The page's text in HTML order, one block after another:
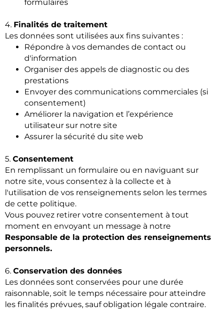
formulaires
4. Finalités de traitement
Les données sont utilisées aux fins suivantes :
Répondre à vos demandes de contact ou
d'information
Organiser des appels de diagnostic ou des
prestations
Envoyer des communications commerciales (si
consentement)
Améliorer la navigation et l’expérience
utilisateur sur notre site
Assurer la sécurité du site web
5. Consentement
En remplissant un formulaire ou en naviguant sur
notre site, vous consentez à la collecte et à
l'utilisation de vos renseignements selon les termes
de cette politique.
Vous pouvez retirer votre consentement à tout
moment en envoyant un message à notre
Responsable de la protection des renseignements
personnels.
6. Conservation des données
Les données sont conservées pour une durée
raisonnable, soit le temps nécessaire pour atteindre
les finalités prévues, sauf obligation légale contraire.